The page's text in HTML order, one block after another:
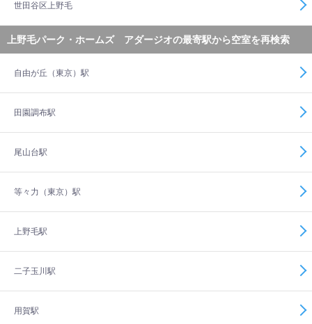
世田谷区上野毛
上野毛パーク・ホームズ アダージオの最寄駅から空室を再検索
自由が丘（東京）駅
田園調布駅
尾山台駅
等々力（東京）駅
上野毛駅
二子玉川駅
用賀駅